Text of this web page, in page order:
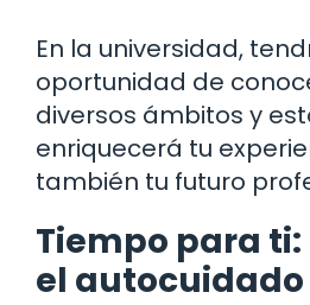
En la universidad,
oportunidad de
diversos ámbitos y
enriquecerá tu
también tu futuro
Tiempo para ti:
el autocuidado